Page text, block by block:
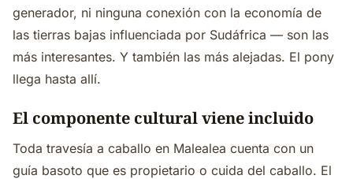
generador, ni ninguna conexión con la economía de
las tierras bajas influenciada por Sudáfrica — son las
más interesantes. Y también las más alejadas. El pony
llega hasta allí.
El componente cultural viene incluido
Toda travesía a caballo en Malealea cuenta con un
guía basoto que es propietario o cuida del caballo. El